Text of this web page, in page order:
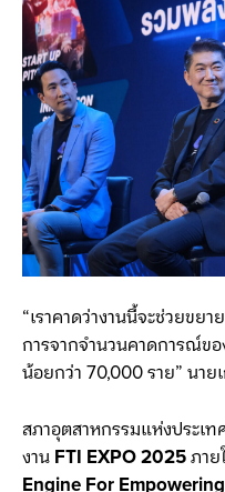
“เราคาดว่างานนี้จะช่วยขย
การจากจำนวนคาดการณ์ข
น้อยกว่า 70,000 ราย” นาย
สภาอุตสาหกรรมแห่งประเ
งานFTI EXPO 2025ภา
Engine For